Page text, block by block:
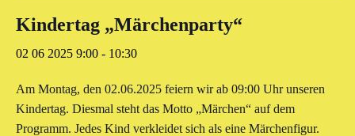
Kindertag „Märchenparty“
02 06 2025 9:00 - 10:30
Am Montag, den 02.06.2025 feiern wir ab 09:00 Uhr unseren
Kindertag. Diesmal steht das Motto „Märchen“ auf dem
Programm. Jedes Kind verkleidet sich als eine Märchenfigur.